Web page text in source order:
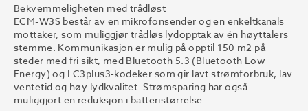
Bekvemmeligheten med trådløst
ECM-W3S består av en mikrofonsender og en enkeltkanals
mottaker, som muliggjør trådløs lydopptak av én høyttalers
stemme. Kommunikasjon er mulig på opptil 150 m2 på
steder med fri sikt, med Bluetooth 5.3 (Bluetooth Low
Energy) og LC3plus3-kodeker som gir lavt strømforbruk, lav
ventetid og høy lydkvalitet. Strømsparing har også
muliggjort en reduksjon i batteristørrelse.